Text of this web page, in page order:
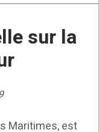
sur la
Maritimes, est